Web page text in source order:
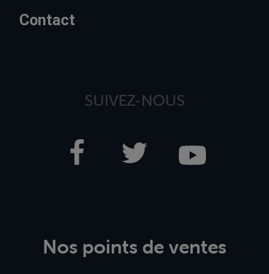
Contact
SUIVEZ-NOUS
Nos points de ventes